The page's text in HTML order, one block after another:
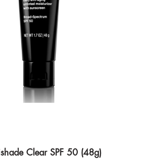
Clear SPF 50 (48g)